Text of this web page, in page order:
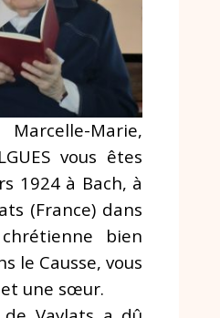
Marie,
vous êtes
1924 à Bach, à
(France) dans
bien
le Causse, vous
une sœur.